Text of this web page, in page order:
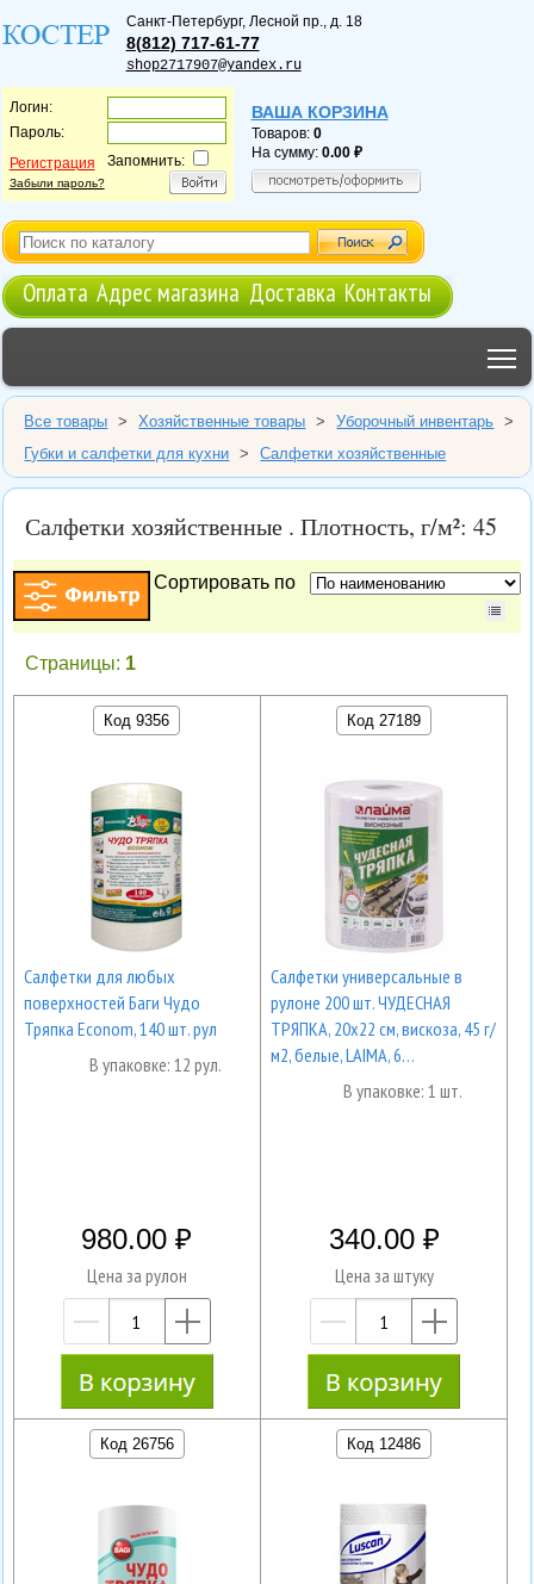
Санкт-Петербург, Лесной пр., д. 18
8(812) 717-61-77
shop2717907@yandex.ru
Логин:
Пароль:
Регистрация
Забыли пароль?
Запомнить:
ВАША КОРЗИНА
Товаров: 0
На сумму: 0.00
Оплата Адрес магазина Доставка Контакты
Все товары > Хозяйственные товары > Уборочный инвентарь
>
Губки и салфетки для кухни
> Салфетки хозяйственные
Салфетки хозяйственные . Плотность, г/м²: 45
Сортировать по
Страницы: 1
Код 9356
Салфетки для любых
поверхностей Баги Чудо
Тряпка Econom, 140 шт. рул
В упаковке: 12 рул.
980.00
Цена за рулон
—
Код 27189
Салфетки универсальные в
рулоне 200 шт. ЧУДЕСНАЯ
ТРЯПКА, 20х22 см, вискоза, 45 г/
м2, белые, LAIMA, 6…
В упаковке: 1 шт.
340.00
Цена за штуку
—
Код 26756 Код 12486